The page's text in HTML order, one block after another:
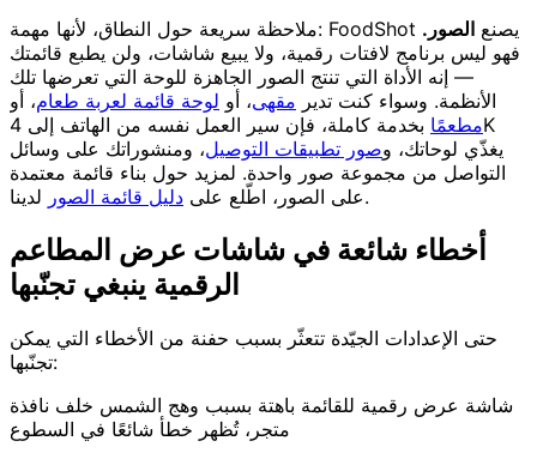
ملاحظة سريعة حول النطاق، لأنها مهمة: FoodShot يصنع الصور.
فهو ليس برنامج لافتات رقمية، ولا يبيع شاشات، ولن يطبع قائمتك
— إنه الأداة التي تنتج الصور الجاهزة للوحة التي تعرضها تلك
الأنظمة. وسواء كنت تدير مقهى، أو لوحة قائمة لعربة طعام، أو
مطعمًا
بخدمة كاملة، فإن سير العمل نفسه من الهاتف إلى 4K
يغذّي لوحاتك، وصور تطبيقات التوصيل، ومنشوراتك على وسائل
التواصل من مجموعة صور واحدة. لمزيد حول بناء قائمة معتمدة
على الصور، اطّلع على دليل قائمة الصور لدينا.
أخطاء شائعة في شاشات عرض المطاعم
الرقمية ينبغي تجنّبها
حتى الإعدادات الجيّدة تتعثّر بسبب حفنة من الأخطاء التي يمكن
تجنّبها:
شاشة عرض رقمية للقائمة باهتة بسبب وهج الشمس خلف نافذة
متجر، تُظهر خطأ شائعًا في السطوع